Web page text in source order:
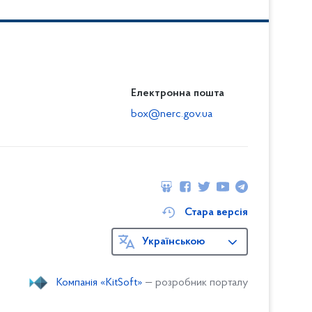
Електронна пошта
box@nerc.gov.ua
Стара версія
Українською
Компанія «KitSoft» — розробник порталу